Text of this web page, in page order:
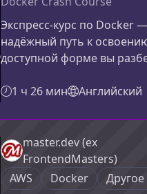
Экспресс-курс по Docker
надёжный путь к
доступной форме вы
образами, контейнерами
научитесь создавать и
многоконтейнерные
современные
курсеКурс построен так,
Docker, но и смогли
реальных задачах
1 ч 26 мин Английский
master.dev (ex
FrontendMasters)
AWS
Docker